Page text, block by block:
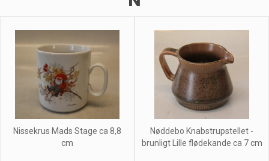
Nissekrus Mads Stage ca 8,8
cm
Nøddebo Knabstrupstellet -
brunligt Lille flødekande ca 7 cm